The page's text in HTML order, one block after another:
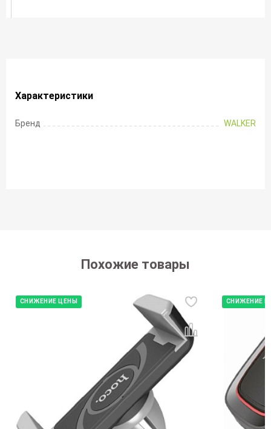
Характеристики
Бренд WALKER
Похожие товары
СНИЖЕНИЕ ЦЕНЫ СНИЖЕНИЕ